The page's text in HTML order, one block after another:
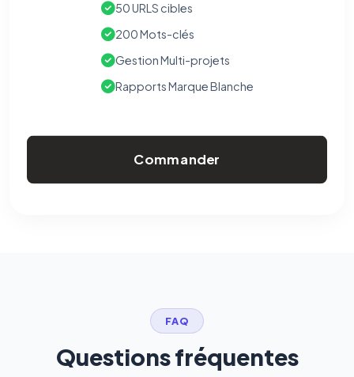
50 URLS cibles
200 Mots-clés
Gestion Multi-projets
Rapports Marque Blanche
Commander
FAQ
Questions fréquentes